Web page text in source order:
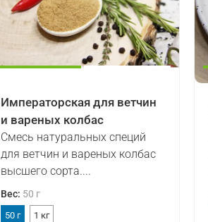
Императорская для ветчин
и вареных колбас
Смесь натуральных специй
для ветчин и вареных колбас
высшего сорта....
Вес: 50 г
50 г 1 кг